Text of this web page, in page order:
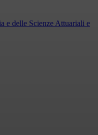
e delle Scienze Attuariali e